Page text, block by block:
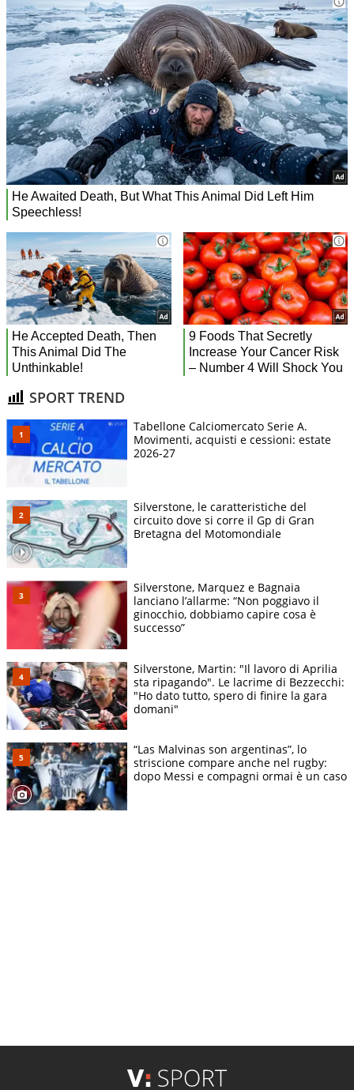
SPORT TREND
Tabellone Calciomercato Serie A.
Movimenti, acquisti e cessioni: estate
2026-27
Silverstone, le caratteristiche del
circuito dove si corre il Gp di Gran
Bretagna del Motomondiale
Silverstone, Marquez e Bagnaia
lanciano l’allarme: “Non poggiavo il
ginocchio, dobbiamo capire cosa è
successo”
Silverstone, Martin: "Il lavoro di Aprilia
sta ripagando". Le lacrime di Bezzecchi:
"Ho dato tutto, spero di finire la gara
domani"
“Las Malvinas son argentinas”, lo
striscione compare anche nel rugby:
dopo Messi e compagni ormai è un caso